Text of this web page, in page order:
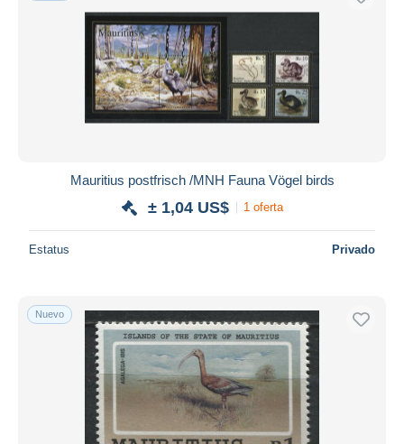
Mauritius postfrisch /MNH Fauna Vögel birds
± 1,04 US$ 1 oferta
Estatus Privado
Nuevo